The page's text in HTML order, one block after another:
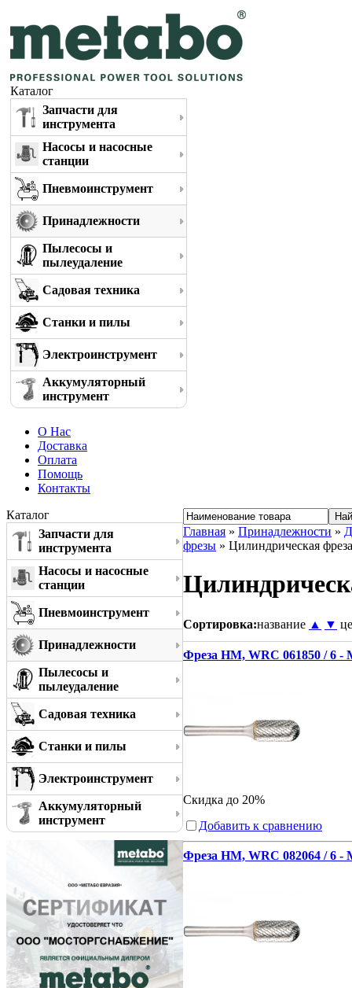
Каталог
Запчасти для
инструмента
Насосы и насосные
станции
Пневмоинструмент
Принадлежности
Пылесосы и
пылеудаление
Садовая техника
Станки и пилы
Электроинструмент
Аккумуляторный
инструмент
О Нас
Доставка
Оплата
Помощь
Контакты
Каталог
Запчасти для
инструмента
Насосы и насосные
станции
Пневмоинструмент
Принадлежности
Пылесосы и
пылеудаление
Садовая техника
Станки и пилы
Электроинструмент
Аккумуляторный
инструмент
Главная » Принадлежности »
фрезы » Цилиндрическая
Сортировка:название ▲ ▼
Фреза HM, WRC 061850 / 6 -
Скидка до 20%
Добавить к сравнению
Фреза HM, WRC 082064 / 6 -